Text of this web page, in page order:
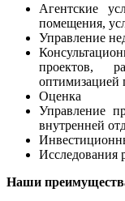
Агентские
помещения,
Управление
проектов,
оптимизацией
Оценка
Управление
внутренней
Исследования
Наши